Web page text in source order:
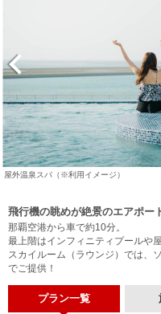
屋外温泉スパ（※利用イメージ）
前へ
飛行機の眺めが絶景のエアポー
那覇空港から車で約10分。
最上階はインフィニティプールや
スカイルーム（ラウンジ）では、
でご提供！
プラン一覧